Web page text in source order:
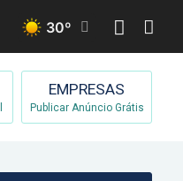
30º
EMPRESAS
Publicar Anúncio Grátis